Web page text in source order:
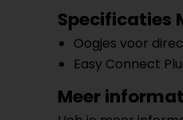
Specificaties
Oogjes voor
Easy Connect
Meer